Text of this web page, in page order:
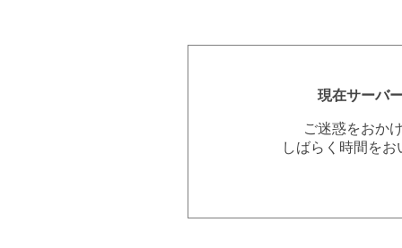
現在サーバ
ご迷惑をおか
しばらく時間を